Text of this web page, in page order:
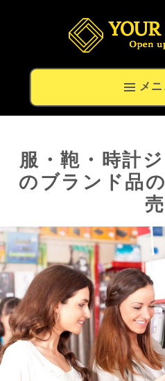
留学生の就職と高度外国人
メ
服・鞄・時計
のブランド品
売